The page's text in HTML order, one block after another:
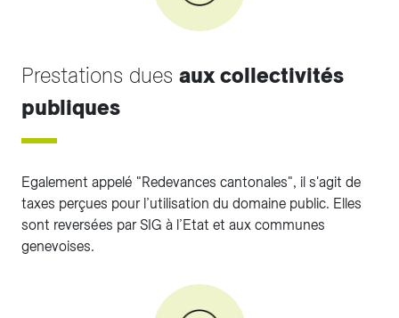
Prestations dues aux collectivités
publiques
Egalement appelé "Redevances cantonales", il s'agit de
taxes perçues pour l’utilisation du domaine public. Elles
sont reversées par SIG à l’Etat et aux communes
genevoises.